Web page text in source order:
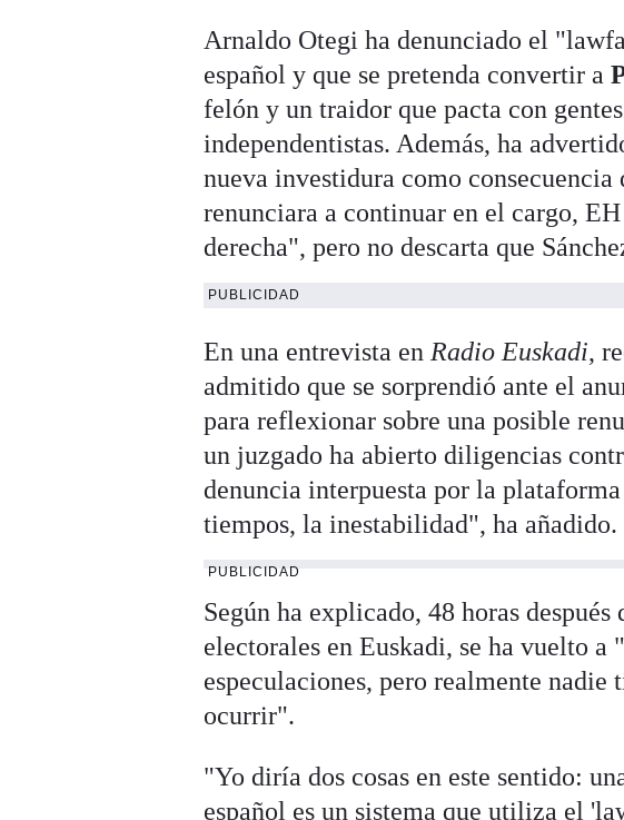
Arnaldo Otegi ha denunciado el
español y que se pretenda convertir a
felón y un traidor que pacta con
independentistas. Además, ha
nueva investidura como
renunciara a continuar en el cargo,
derecha", pero no descarta que
PUBLICIDAD
En una entrevista en Radio Euskadi,
admitido que se sorprendió ante el
para reflexionar sobre una posible
un juzgado ha abierto diligencias
denuncia interpuesta por la
tiempos, la inestabilidad", ha añadido.
PUBLICIDAD
Según ha explicado, 48 horas
electorales en Euskadi, se ha vuelto
especulaciones, pero realmente nadie
ocurrir".
"Yo diría dos cosas en este sentido:
español es un sistema que utiliza el